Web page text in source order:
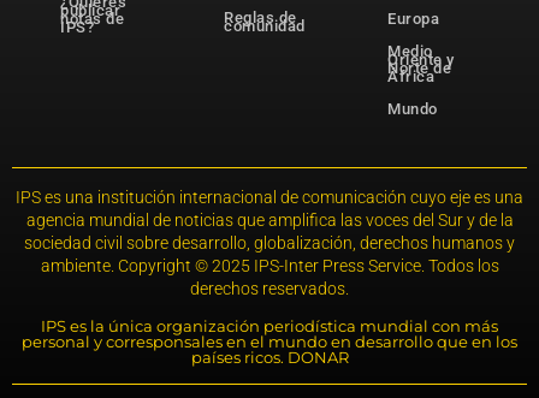
publicar
notas de
IPS?
Reglas de
comunidad
Europa
Medio
Oriente y
Norte de
África
Mundo
IPS es una institución internacional de comunicación cuyo eje es una
agencia mundial de noticias que amplifica las voces del Sur y de la
sociedad civil sobre desarrollo, globalización, derechos humanos y
ambiente. Copyright © 2025 IPS-Inter Press Service. Todos los
derechos reservados.
IPS es la única organización periodística mundial con más
personal y corresponsales en el mundo en desarrollo que en los
países ricos. DONAR